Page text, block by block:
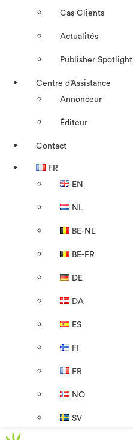
Cas Clients
Actualités
Publisher Spotlight
Centre d’Assistance
Annonceur
Éditeur
Contact
FR
EN
NL
BE-NL
BE-FR
DE
DA
ES
FI
FR
NO
SV